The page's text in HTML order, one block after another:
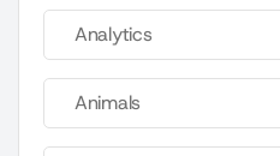
Analytics
Animals